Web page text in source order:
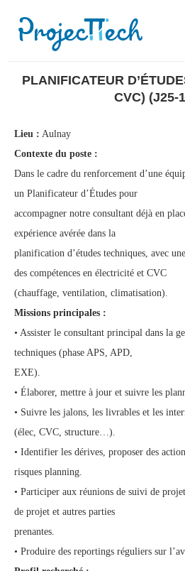
Planificateur d’Études
PLANIFICATEUR
CVC) (J25-
Lieu : Aulnay
Contexte du poste :
Dans le cadre du renforcement d’une
un Planificateur d’Études pour
accompagner notre consultant déjà en
expérience avérée dans la
planification d’études techniques, avec
des compétences en électricité et CVC
(chauffage, ventilation, climatisation).
Missions principales :
• Assister le consultant principal dans la
techniques (phase APS, APD,
EXE).
• Élaborer, mettre à jour et suivre les
• Suivre les jalons, les livrables et les
(élec, CVC, structure…).
• Identifier les dérives, proposer des
risques planning.
• Participer aux réunions de suivi de
de projet et autres parties
prenantes.
• Produire des reportings réguliers sur